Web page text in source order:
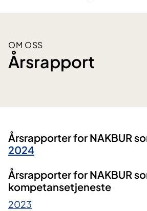
OM OSS
Årsrapport
Årsrapporter for NAKBUR
2024
Årsrapporter for NAKBUR
kompetansetjeneste
2023